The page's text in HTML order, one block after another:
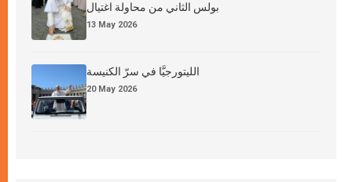
بولس الثاني من محاولة اغتيال
13 May 2026
الليتورجيَّا في سرّ الكنيسة
20 May 2026